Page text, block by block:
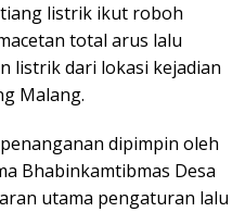
listrik ikut roboh
total arus lalu
listrik dari lokasi kejadian
Malang.
dipimpin oleh
Bhabinkamtibmas Desa
utama pengaturan lalu